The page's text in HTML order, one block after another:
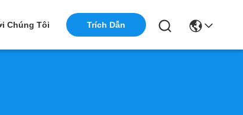
Chúng Tôi Trích Dẫn